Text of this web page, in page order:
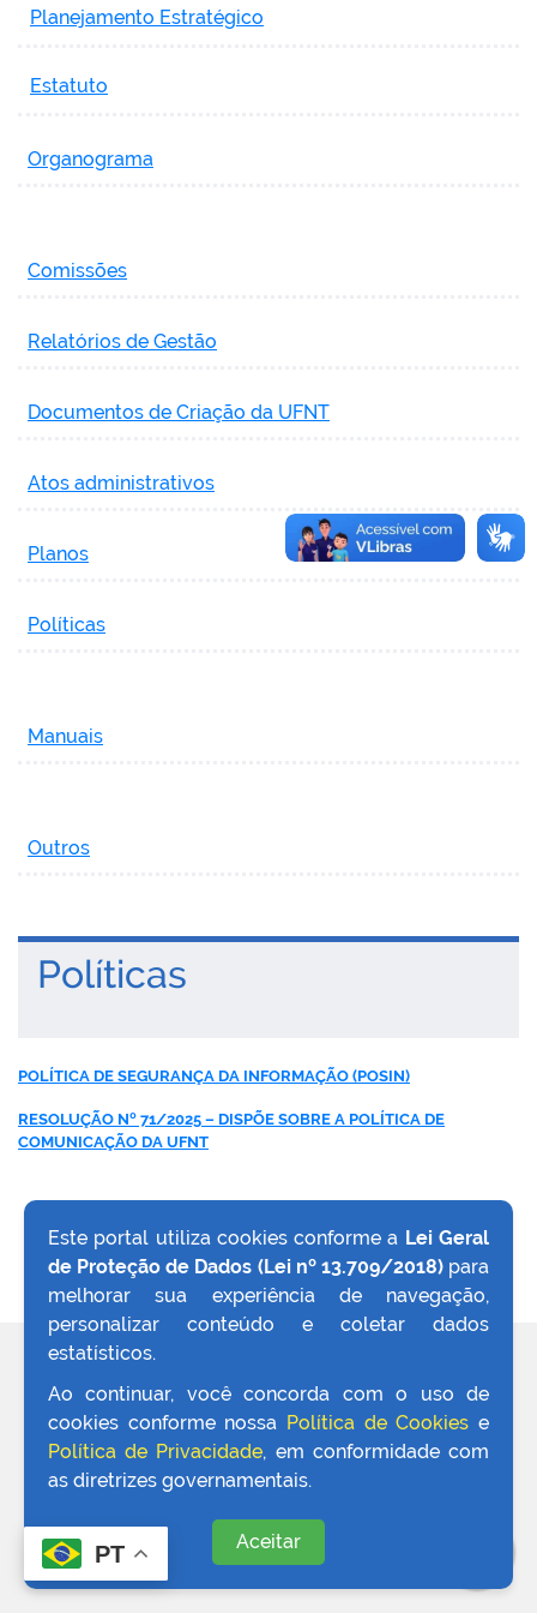
portal
Planejamento Estratégico
Estatuto
Organograma
Comissões
Relatórios de Gestão
Documentos de Criação da UFNT
Atos administrativos
Planos
Políticas
Manuais
Outros
Políticas
POLÍTICA DE SEGURANÇA DA INFORMAÇÃO (POSIN)
RESOLUÇÃO Nº 71/2025 – DISPÕE SOBRE A POLÍTICA DE
COMUNICAÇÃO DA UFNT
VOLTAR AO TOPO
Este portal utiliza cookies conforme a Lei Geral
de Proteção de Dados (Lei nº 13.709/2018)para
melhorar sua experiência de navegação,
personalizar conteúdo e coletar dados
estatísticos.
Ao continuar, você concorda com o uso de
cookies conforme nossa Política de Cookies e
Política de Privacidade, em conformidade com
as diretrizes governamentais.
Aceitar
PT